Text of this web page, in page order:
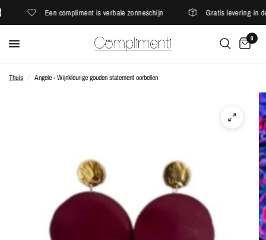
Een compliment is verbale zonneschijn Gratis levering in de
0
Thuis / Angele - Wijnkleurige gouden statement oorbellen